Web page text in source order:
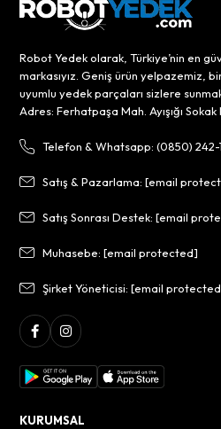
Robot Yedek olarak, Türkiye’nin en
markasıyız. Geniş ürün yelpazemiz,
uyumlu yedek parçaları sizlere
Adres: Ferhatpaşa Mah. Ayışığı
Telefon & Whatsapp: (0850) 242-
Satış & Pazarlama:[email
Satış Sonrası Destek:[email
Muhasebe:[email protected]
Şirket Yöneticisi:[email
KURUMSAL